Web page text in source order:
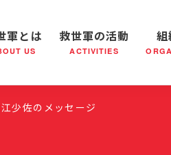
軍とは
US
抱えている社会問題 救世軍
救世軍の活動
ACTIVITIES
救世軍の活動 社会鍋
組織概要
少佐のメッセージ